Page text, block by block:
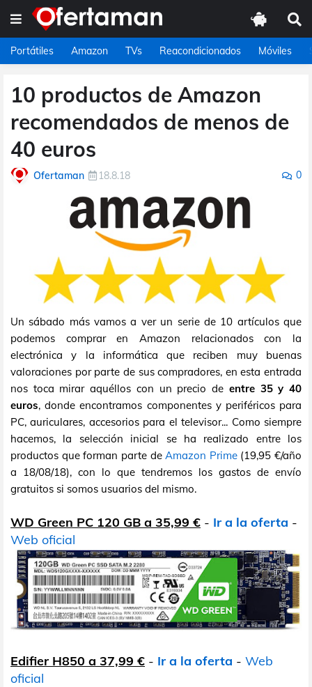
Portátiles Amazon TVs Reacondicionados Móviles
10 productos de Amazon
recomendados de menos de
40 euros
Ofertaman 18.8.18 0
Un sábado más vamos a ver un serie de 10 artículos que
podemos comprar en Amazon relacionados con la
electrónica y la informática que reciben muy buenas
valoraciones por parte de sus compradores, en esta entrada
nos toca mirar aquéllos con un precio de entre 35 y 40
euros, donde encontramos componentes y periféricos para
PC, auriculares, accesorios para el televisor... Como siempre
hacemos, la selección inicial se ha realizado entre los
productos que forman parte deAmazon Prime(19,95 €/año
a 18/08/18), con lo que tendremos los gastos de envío
gratuitos si somos usuarios del mismo.
WD Green PC 120 GB a 35,99 € - Ir a la oferta -
Web oficial
Edifier H850 a 37,99 € - Ir a la oferta - Web
oficial